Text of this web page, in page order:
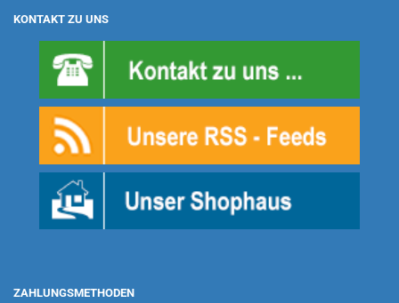
KONTAKT ZU UNS
ZAHLUNGSMETHODEN